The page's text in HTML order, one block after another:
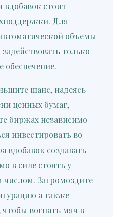
вдобавок стоит
Для
объемы
только
обеспечение.
шанс, надеясь
ценных бумаг,
биржах независимо
инвестировать во
вдобавок создавать
в силе стоять у
Загромоздите
а также
вогнать мяч в